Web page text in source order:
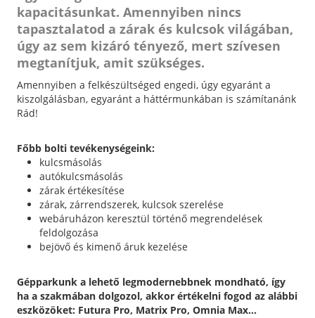
kapacitásunkat. Amennyiben nincs
tapasztalatod a zárak és kulcsok világában,
úgy az sem kizáró tényező, mert szívesen
megtanítjuk, amit szükséges.
Amennyiben a felkészültséged engedi, úgy egyaránt a
kiszolgálásban, egyaránt a háttérmunkában is számítanánk
Rád!
Főbb bolti tevékenységeink:
kulcsmásolás
autókulcsmásolás
zárak értékesítése
zárak, zárrendszerek, kulcsok szerelése
webáruházon keresztül történő megrendelések
feldolgozása
bejövő és kimenő áruk kezelése
Gépparkunk a lehető legmodernebbnek mondható, így
ha a szakmában dolgozol, akkor értékelni fogod az alábbi
eszközöket: Futura Pro, Matrix Pro, Omnia Max...